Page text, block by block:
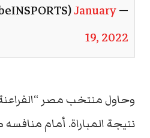
— beIN SPORTS (@beINSPORTS)
January
19, 2022
وحاول منتخب مصر
نتيجة المباراة. أمام